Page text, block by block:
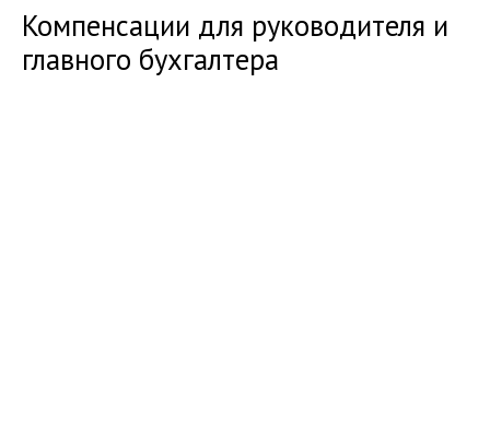
Компенсации для руководителя и
главного бухгалтера